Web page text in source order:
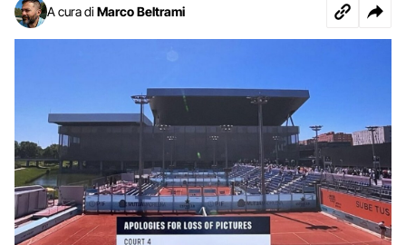
A cura di Marco Beltrami